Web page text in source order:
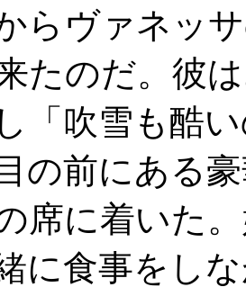
らヴァネッ
たのだ。彼
「吹雪も酷
の前にある
席に着いた
に食事をし